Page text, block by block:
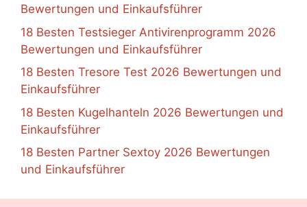
Bewertungen und Einkaufsführer
18 Besten Testsieger Antivirenprogramm 2026
Bewertungen und Einkaufsführer
18 Besten Tresore Test 2026 Bewertungen und
Einkaufsführer
18 Besten Kugelhanteln 2026 Bewertungen und
Einkaufsführer
18 Besten Partner Sextoy 2026 Bewertungen
und Einkaufsführer